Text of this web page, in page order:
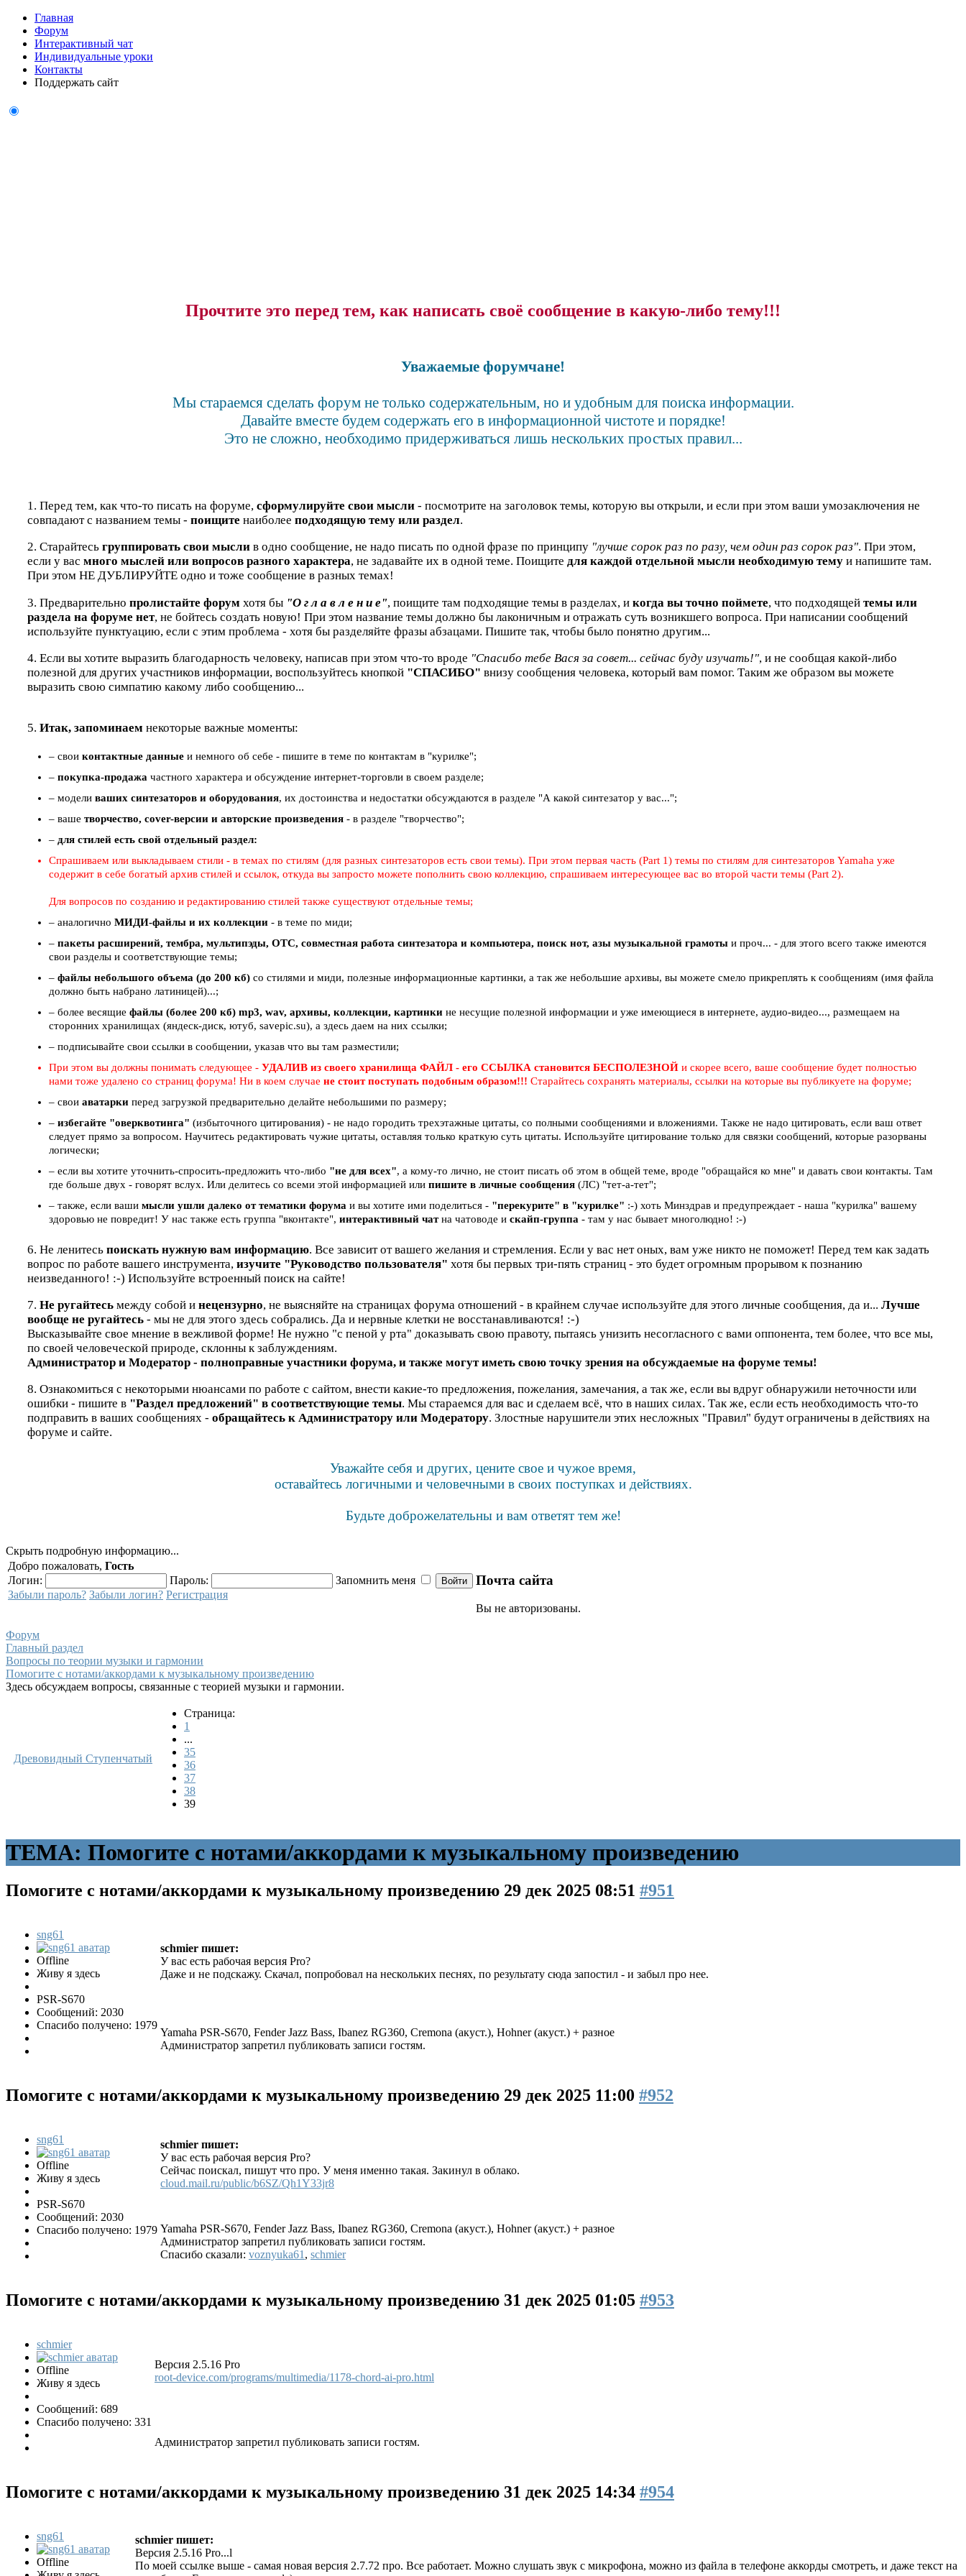
Главная
Форум
Интерактивный чат
Индивидуальные уроки
Контакты
Поддержать сайт
Прочтите это перед тем, как написать своё сообщение в какую-либо тему!!!
Уважаемые форумчане!
Мы стараемся сделать форум не только содержательным, но и удобным для поиска информации.
Давайте вместе будем содержать его в информационной чистоте и порядке!
Это не сложно, необходимо придерживаться лишь нескольких простых правил...
1. Перед тем, как что-то писать на форуме, сформулируйте свои мысли - посмотрите на заголовок темы, которую вы открыли, и если при этом ваши умозаключения не
совпадают с названием темы - поищите наиболее подходящую тему или раздел.
2. Старайтесь группировать свои мысли в одно сообщение, не надо писать по одной фразе по принципу "лучше сорок раз по разу, чем один раз сорок раз". При этом,
если у вас много мыслей или вопросов разного характера, не задавайте их в одной теме. Поищите для каждой отдельной мысли необходимую тему и напишите там.
При этом НЕ ДУБЛИРУЙТЕ одно и тоже сообщение в разных темах!
3. Предварительно пролистайте форум хотя бы "О г л а в л е н и е", поищите там подходящие темы в разделах, и когда вы точно поймете, что подходящей темы или
раздела на форуме нет, не бойтесь создать новую! При этом название темы должно бы лаконичным и отражать суть возникшего вопроса. При написании сообщений
используйте пунктуацию, если с этим проблема - хотя бы разделяйте фразы абзацами. Пишите так, чтобы было понятно другим...
4. Если вы хотите выразить благодарность человеку, написав при этом что-то вроде "Спасибо тебе Вася за совет... сейчас буду изучать!", и не сообщая какой-либо
полезной для других участников информации, воспользуйтесь кнопкой "СПАСИБО" внизу сообщения человека, который вам помог. Таким же образом вы можете
выразить свою симпатию какому либо сообщению...
5. Итак, запоминаем некоторые важные моменты:
– свои контактные данные и немного об себе - пишите в теме по контактам в "курилке";
– покупка-продажа частного характера и обсуждение интернет-торговли в своем разделе;
– модели ваших синтезаторов и оборудования, их достоинства и недостатки обсуждаются в разделе "А какой синтезатор у вас...";
– ваше творчество, cover-версии и авторские произведения - в разделе "творчество";
– для стилей есть свой отдельный раздел:
Спрашиваем или выкладываем стили - в темах по стилям (для разных синтезаторов есть свои темы). При этом первая часть (Part 1) темы по стилям для синтезаторов Yamaha уже
содержит в себе богатый архив стилей и ссылок, откуда вы запросто можете пополнить свою коллекцию, спрашиваем интересующее вас во второй части темы (Part 2).
Для вопросов по созданию и редактированию стилей также существуют отдельные темы;
– аналогично МИДИ-файлы и их коллекции - в теме по миди;
– пакеты расширений, тембра, мультипэды, ОТС, совместная работа синтезатора и компьютера, поиск нот, азы музыкальной грамоты и проч... - для этого всего также имеются
свои разделы и соответствующие темы;
– файлы небольшого объема (до 200 кб) со стилями и миди, полезные информационные картинки, а так же небольшие архивы, вы можете смело прикреплять к сообщениям (имя файла
должно быть набрано латиницей)...;
– более весящие файлы (более 200 кб) mp3, wav, архивы, коллекции, картинки не несущие полезной информации и уже имеющиеся в интернете, аудио-видео..., размещаем на
сторонних хранилищах (яндеск-диск, ютуб, savepic.su), а здесь даем на них ссылки;
– подписывайте свои ссылки в сообщении, указав что вы там разместили;
При этом вы должны понимать следующее - УДАЛИВ из своего хранилища ФАЙЛ - его ССЫЛКА становится БЕСПОЛЕЗНОЙ и скорее всего, ваше сообщение будет полностью
нами тоже удалено со страниц форума! Ни в коем случае не стоит поступать подобным образом!!! Старайтесь сохранять материалы, ссылки на которые вы публикуете на форуме;
– свои аватарки перед загрузкой предварительно делайте небольшими по размеру;
– избегайте "оверквотинга" (избыточного цитирования) - не надо городить трехэтажные цитаты, со полными сообщениями и вложениями. Также не надо цитировать, если ваш ответ
следует прямо за вопросом. Научитесь редактировать чужие цитаты, оставляя только краткую суть цитаты. Используйте цитирование только для связки сообщений, которые разорваны
логически;
– если вы хотите уточнить-спросить-предложить что-либо "не для всех", а кому-то лично, не стоит писать об этом в общей теме, вроде "обращайся ко мне" и давать свои контакты. Там
где больше двух - говорят вслух. Или делитесь со всеми этой информацией или пишите в личные сообщения (ЛС) "тет-а-тет";
– также, если ваши мысли ушли далеко от тематики форума и вы хотите ими поделиться - "перекурите" в "курилке" :-) хоть Минздрав и предупреждает - наша "курилка" вашему
здоровью не повредит! У нас также есть группа "вконтакте", интерактивный чатна чатоводе и скайп-группа - там у нас бывает многолюдно! :-)
6. Не ленитесь поискать нужную вам информацию. Все зависит от вашего желания и стремления. Если у вас нет оных, вам уже никто не поможет! Перед тем как задать
вопрос по работе вашего инструмента, изучите "Руководство пользователя" хотя бы первых три-пять страниц - это будет огромным прорывом к познанию
неизведанного! :-) Используйте встроенный поиск на сайте!
7. Не ругайтесь между собой и нецензурно, не выясняйте на страницах форума отношений - в крайнем случае используйте для этого личные сообщения, да и... Лучше
вообще не ругайтесь - мы не для этого здесь собрались. Да и нервные клетки не восстанавливаются! :-)
Высказывайте свое мнение в вежливой форме! Не нужно "с пеной у рта" доказывать свою правоту, пытаясь унизить несогласного с вами оппонента, тем более, что все мы,
по своей человеческой природе, склонны к заблуждениям.
Администратор и Модератор - полноправные участники форума, и также могут иметь свою точку зрения на обсуждаемые на форуме темы!
8. Ознакомиться с некоторыми нюансами по работе с сайтом, внести какие-то предложения, пожелания, замечания, а так же, если вы вдруг обнаружили неточности или
ошибки - пишите в "Раздел предложений" в соответствующие темы. Мы стараемся для вас и сделаем всё, что в наших силах. Так же, если есть необходимость что-то
подправить в ваших сообщениях - обращайтесь к Администратору или Модератору. Злостные нарушители этих несложных "Правил" будут ограничены в действиях на
форуме и сайте.
Уважайте себя и других, цените свое и чужое время,
оставайтесь логичными и человечными в своих поступках и действиях.
Будьте доброжелательны и вам ответят тем же!
Скрыть подробную информацию...
Добро пожаловать, Гость
Логин:
Пароль:
Запомнить меня
Забыли пароль? Забыли логин? Регистрация
Почта сайта
Вы не авторизованы.
Форум
Главный раздел
Вопросы по теории музыки и гармонии
Помогите с нотами/аккордами к музыкальному произведению
Здесь обсуждаем вопросы, связанные с теорией музыки и гармонии.
Древовидный Ступенчатый
Страница:
1
...
35
36
37
38
39
ТЕМА: Помогите с нотами/аккордами к музыкальному произведению
Помогите с нотами/аккордами к музыкальному произведению 29 дек 2025 08:51 #951
sng61
Offline
Живу я здесь
PSR-S670
Сообщений: 2030
Спасибо получено: 1979
schmier пишет:
У вас есть рабочая версия Pro?
Даже и не подскажу. Скачал, попробовал на нескольких песнях, по результату сюда запостил - и забыл про нее.
Yamaha PSR-S670, Fender Jazz Bass, Ibanez RG360, Cremona (акуст.), Hohner (акуст.) + разное
Администратор запретил публиковать записи гостям.
Помогите с нотами/аккордами к музыкальному произведению 29 дек 2025 11:00 #952
sng61
Offline
Живу я здесь
PSR-S670
Сообщений: 2030
Спасибо получено: 1979
schmier пишет:
У вас есть рабочая версия Pro?
Сейчас поискал, пишут что про. У меня именно такая. Закинул в облако.
cloud.mail.ru/public/b6SZ/Qh1Y33jr8
Yamaha PSR-S670, Fender Jazz Bass, Ibanez RG360, Cremona (акуст.), Hohner (акуст.) + разное
Администратор запретил публиковать записи гостям.
Спасибо сказали: voznyuka61 , schmier
Помогите с нотами/аккордами к музыкальному произведению 31 дек 2025 01:05 #953
schmier
Offline
Живу я здесь
Сообщений: 689
Спасибо получено: 331
Версия 2.5.16 Pro
root-device.com/programs/multimedia/1178-chord-ai-pro.html
Администратор запретил публиковать записи гостям.
Помогите с нотами/аккордами к музыкальному произведению 31 дек 2025 14:34 #954
sng61
Offline
schmier пишет:
Версия 2.5.16 Pro...l
По моей ссылке выше - самая новая версия 2.7.72 про. Все работает. Можно слушать звук с микрофона, можно из файла в телефоне аккорды смотреть, и даже текст на